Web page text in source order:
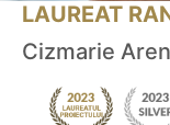
LAUREAT
Cizmarie